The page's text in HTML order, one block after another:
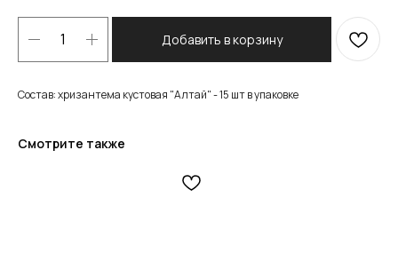
Добавить в корзину
Состав: хризантема кустовая "Алтай" - 15 шт в упаковке
Смотрите также